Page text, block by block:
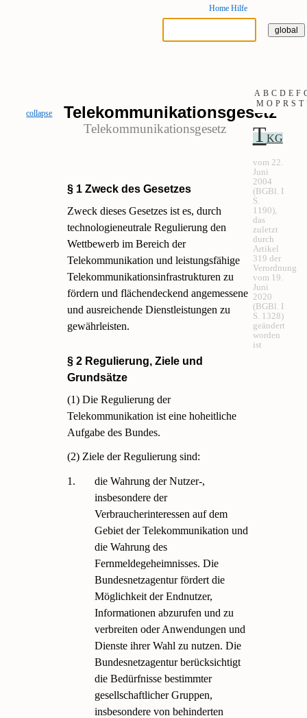
Home Hilfe
A B C D E F
M O P R S T
collapse
Telekommunikationsgesetz
Telekommunikationsgesetz TKG
vom 22.
Juni
2004
(BGBl. I
S.
1190),
das
zuletzt
durch
Artikel
319 der
Verordnung
vom 19.
Juni
2020
(BGBl. I
S. 1328)
geändert
worden
ist
§ 1 Zweck des Gesetzes
Zweck dieses Gesetzes ist es, durch
technologieneutrale Regulierung den
Wettbewerb im Bereich der
Telekommunikation und leistungsfähige
Telekommunikationsinfrastrukturen zu
fördern und flächendeckend angemessene
und ausreichende Dienstleistungen zu
gewährleisten.
§ 2 Regulierung, Ziele und
Grundsätze
(1) Die Regulierung der
Telekommunikation ist eine hoheitliche
Aufgabe des Bundes.
(2) Ziele der Regulierung sind:
1.
die Wahrung der Nutzer-,
insbesondere der
Verbraucherinteressen auf dem
Gebiet der Telekommunikation und
die Wahrung des
Fernmeldegeheimnisses. Die
Bundesnetzagentur fördert die
Möglichkeit der Endnutzer,
Informationen abzurufen und zu
verbreiten oder Anwendungen und
Dienste ihrer Wahl zu nutzen. Die
Bundesnetzagentur berücksichtigt
die Bedürfnisse bestimmter
gesellschaftlicher Gruppen,
insbesondere von behinderten